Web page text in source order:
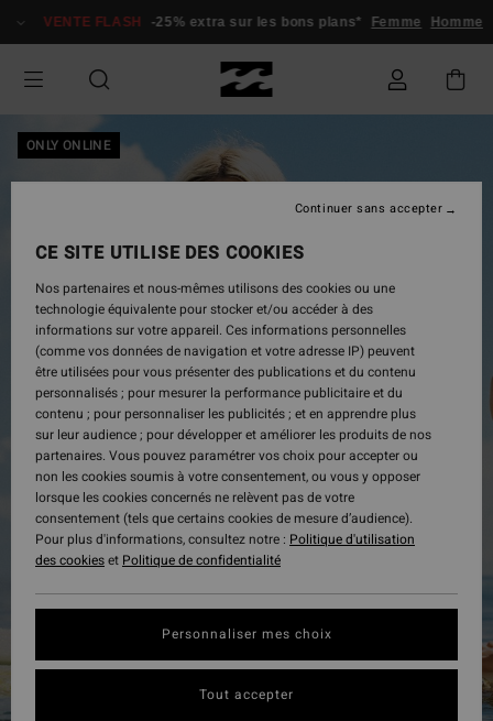
VENTE FLASH -25% extra sur les bons plans* Femme Homme
ONLY ONLINE
CE SITE UTILISE DES COOKIES
Nos partenaires et nous-mêmes utilisons des cookies ou une
technologie équivalente pour stocker et/ou accéder à des
informations sur votre appareil. Ces informations personnelles
(comme vos données de navigation et votre adresse IP) peuvent
être utilisées pour vous présenter des publications et du contenu
personnalisés ; pour mesurer la performance publicitaire et du
contenu ; pour personnaliser les publicités ; et en apprendre plus
sur leur audience ; pour développer et améliorer les produits de nos
partenaires. Vous pouvez paramétrer vos choix pour accepter ou
non les cookies soumis à votre consentement, ou vous y opposer
lorsque les cookies concernés ne relèvent pas de votre
consentement (tels que certains cookies de mesure d’audience).
Pour plus d'informations, consultez notre : Politique d'utilisation
des cookieset Politique de confidentialité
Personnaliser mes choix
Continuer sans accepter
Tout accepter